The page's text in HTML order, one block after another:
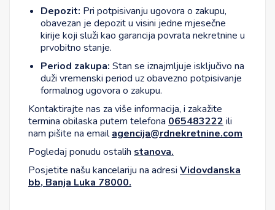
Depozit: Pri potpisivanju ugovora o zakupu,
obavezan je depozit u visini jedne mjesečne
kirije koji služi kao garancija povrata nekretnine u
prvobitno stanje.
Period zakupa: Stan se iznajmljuje isključivo na
duži vremenski period uz obavezno potpisivanje
formalnog ugovora o zakupu.
Kontaktirajte nas za više informacija, i zakažite
termina obilaska putem telefona 065483222 ili
nam pišite na emailagencija@rdnekretnine.com
Pogledaj ponudu ostalih stanova.
Posjetite našu kancelariju na adresi Vidovdanska
bb, Banja Luka 78000.